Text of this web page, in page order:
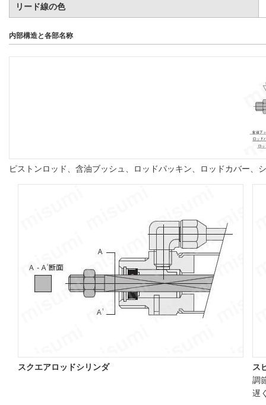
リード線の色
内部構造と各部名称
ピストンロッド、含油ブッシュ、ロッドパッキン、ロッドカバー
スクエアロッドシリンダ
ス
調
遅